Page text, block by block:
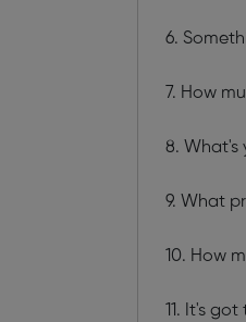
6.
7. How
8. What's
9. What
10. How
11. It's